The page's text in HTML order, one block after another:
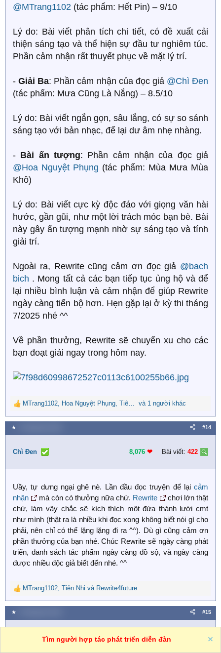
@MTrang1102 (tác phẩm: Hết Pin) – 9/10
Lý do: Bài viết phân tích chi tiết, có đề xuất cải
thiện sáng tạo và thể hiện sự đầu tư nghiêm túc.
Phần cảm nhận rất thuyết phục về mặt lý trí.
-Giải Ba: Phần cảm nhận của đọc giả @Chì Đen
(tác phẩm: Mưa Cũng Là Nắng) – 8.5/10
Lý do: Bài viết ngắn gọn, sâu lắng, có sự so sánh
sáng tạo với bản nhạc, để lại dư âm nhẹ nhàng.
- Bài ấn tượng: Phần cảm nhận của đọc giả
@Hoa Nguyệt Phụng (tác phẩm: Mùa Mưa Mùa
Khô)
Lý do: Bài viết cực kỳ độc đáo với giọng văn hài
hước, gần gũi, như một lời trách móc bạn bè. Bài
này gây ấn tượng mạnh nhờ sự sáng tạo và tính
giải trí.
Ngoài ra, Rewrite cũng cảm ơn đọc giả @bach
bich . Mong tất cả các bạn tiếp tục ủng hộ và để
lại nhiều bình luận và cảm nhận để giúp Rewrite
ngày càng tiến bộ hơn. Hẹn gặp lại ở kỳ thi tháng
7/2025 nhé ^^
Về phần thưởng, Rewrite sẽ chuyển xu cho các
bạn đoạt giải ngay trong hôm nay.
R
e
a
c
i
n
:
MTrang1102, Hoa Nguyệt Phụng, Tiên Nhi và 1 người khác
★ #14
Chì Đen 8,076 ❤︎ Bài viết: 422
Uầy, tự dưng ngại ghê nè. Lần đầu đọc truyện để lại cảm
nhận
mà còn có thưởng nữa chứ. Rewrite
chơi lớn thật
chứ, làm vậy chắc sẽ kích thích một đứa thánh lười cmt
như mình (thật ra là nhiều khi đọc xong không biết nói gì cho
phải, nên chỉ có thể lặng lặng đi ra ^^). Dù gì cũng cảm ơn
phần thưởng của bạn nhé. Chúc Rewrite sẽ ngày càng phát
triển, danh sách tác phẩm ngày càng đồ sộ, và ngày càng
được nhiều độc giả biết đến nhé. ^^
R
e
a
c
t
MTrang1102, Tiên Nhi và Rewrite4future
★ #15
Rewrite4future 2,704 ❤︎ Bài viết:
Tìm người hợp tác phát triển diễn đàn